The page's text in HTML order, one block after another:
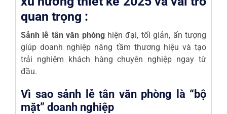
quan trọng :
Sảnh lễ tân văn phònghiện đại, tối giản, ấn tượng
giúp doanh nghiệp nâng tầm thương hiệu và tạo
trải nghiệm khách hàng chuyên nghiệp ngay từ
đầu.
Vì sao sảnh lễ tân văn phòng là “bộ
mặt” doanh nghiệp